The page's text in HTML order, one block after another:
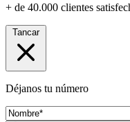
+ de 40.000 clientes
Tancar
Déjanos tu número
Nom*